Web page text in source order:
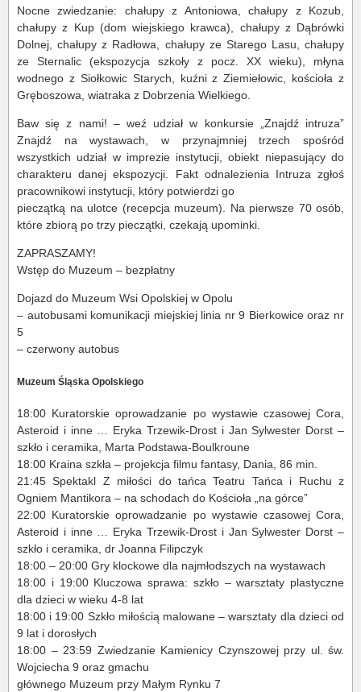
Nocne zwiedzanie: chałupy z Antoniowa, chałupy z Kozub,
chałupy z Kup (dom wiejskiego krawca), chałupy z Dąbrówki
Dolnej, chałupy z Radłowa, chałupy ze Starego Lasu, chałupy
ze Sternalic (ekspozycja szkoły z pocz. XX wieku), młyna
wodnego z Siołkowic Starych, kuźni z Ziemiełowic, kościoła z
Gręboszowa, wiatraka z Dobrzenia Wielkiego.
Baw się z nami! – weź udział w konkursie „Znajdź intruza”
Znajdź na wystawach, w przynajmniej trzech spośród
wszystkich udział w imprezie instytucji, obiekt niepasujący do
charakteru danej ekspozycji. Fakt odnalezienia Intruza zgłoś
pracownikowi instytucji, który potwierdzi go
pieczątką na ulotce (recepcja muzeum). Na pierwsze 70 osób,
które zbiorą po trzy pieczątki, czekają upominki.
ZAPRASZAMY!
Wstęp do Muzeum – bezpłatny
Dojazd do Muzeum Wsi Opolskiej w Opolu
– autobusami komunikacji miejskiej linia nr 9 Bierkowice oraz nr
5
– czerwony autobus
Muzeum Śląska Opolskiego
18:00 Kuratorskie oprowadzanie po wystawie czasowej Cora,
Asteroid i inne … Eryka Trzewik-Drost i Jan Sylwester Dorst –
szkło i ceramika, Marta Podstawa-Boulkroune
18:00 Kraina szkła – projekcja filmu fantasy, Dania, 86 min.
21:45 Spektakl Z miłości do tańca Teatru Tańca i Ruchu z
Ogniem Mantikora – na schodach do Kościoła „na górce”
22:00 Kuratorskie oprowadzanie po wystawie czasowej Cora,
Asteroid i inne … Eryka Trzewik-Drost i Jan Sylwester Dorst –
szkło i ceramika, dr Joanna Filipczyk
18:00 – 20:00 Gry klockowe dla najmłodszych na wystawach
18:00 i 19:00 Kluczowa sprawa: szkło – warsztaty plastyczne
dla dzieci w wieku 4-8 lat
18:00 i 19:00 Szkło miłością malowane – warsztaty dla dzieci od
9 lat i dorosłych
18:00 – 23:59 Zwiedzanie Kamienicy Czynszowej przy ul. św.
Wojciecha 9 oraz gmachu
głównego Muzeum przy Małym Rynku 7